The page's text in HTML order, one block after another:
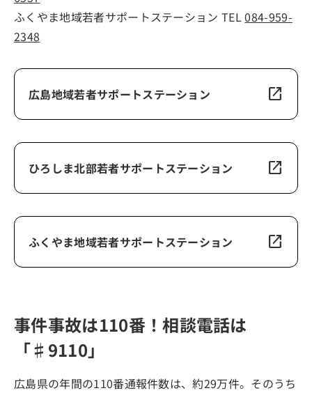
ふくやま地域若者サポートステーション TEL084-959-
2348
広島地域若者サポートステーション open_in_new
ひろしま北部若者サポートステーション open_in_new
ふくやま地域若者サポートステーション open_in_new
事件事故は110番！相談電話は
「♯9110」
広島県の年間の110番通報件数は、約29万件。そのうち